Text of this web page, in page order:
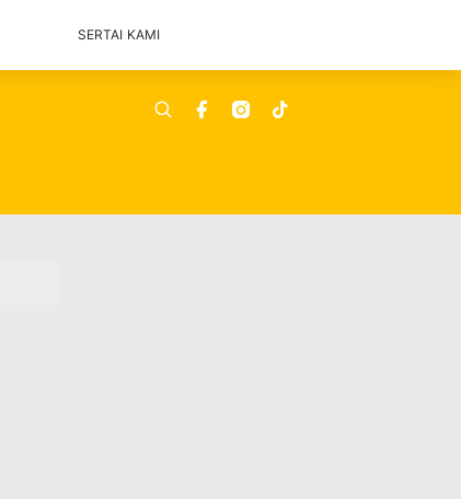
SERTAI KAMI